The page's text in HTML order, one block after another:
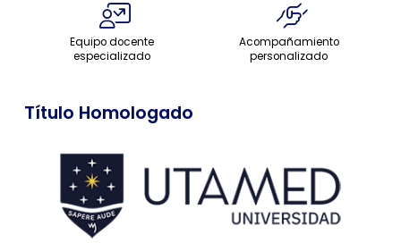
Equipo docente
especializado
Acompañamiento
personalizado
Título Homologado